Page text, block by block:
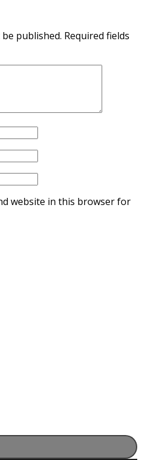
published. Required fields
website in this browser for